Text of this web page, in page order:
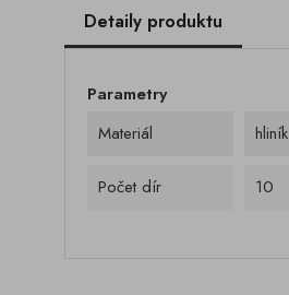
Detaily produktu
Parametry
Materiál
hliník
Počet dír 10